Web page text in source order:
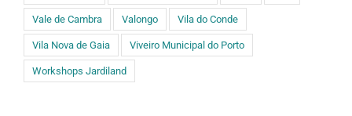
Vale de Cambra Valongo Vila do Conde
Vila Nova de Gaia Viveiro Municipal do Porto
Workshops Jardiland